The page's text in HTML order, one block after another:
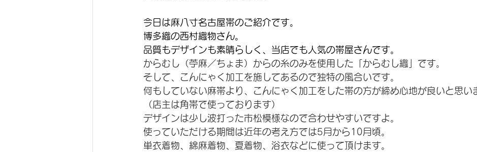
今日は麻八寸名古屋帯のご紹介です。
博多織の西村織物さん。
品質もデザインも素晴らしく、当店でも人気の帯屋さんです。
からむし（苧麻／ちょま）からの糸のみを使用した「からむし織」です。
そして、こんにゃく加工を施してあるので独特の風合いです。
何もしていない麻帯より、こんにゃく加工をした帯の方が締め心地が良いと思い
（店主は角帯で使っております）
デザインは少し波打った市松模様なので合わせやすいですよ。
使っていただける期間は近年の考え方では5月から10月頃。
単衣着物、綿麻着物、夏着物、浴衣などに使って頂けます。